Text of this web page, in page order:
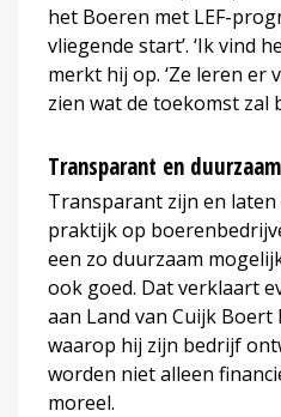
het Boeren met LEF-
vliegende start’. ‘Ik vind
merkt hij op. ‘Ze leren er
zien wat de toekomst zal
Transparant en duurzaam
Transparant zijn en laten
praktijk op
een zo duurzaam
ook goed. Dat verklaart
aan Land van Cuijk Boert
waarop hij zijn bedrijf
worden niet alleen
moreel.